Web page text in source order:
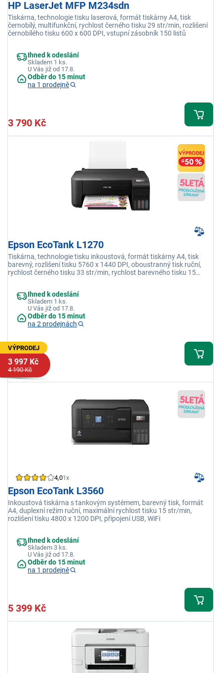
HP LaserJet MFP M234sdn
Tiskárna, technologie tisku laserová, formát tiskárny A4, tisk
černobílý, multifunkční, rychlost černého tisku 29 str/min, rozlišení
černobílého tisku 600 x 600 DPI, vstupní zásobník 150 listů
Ihned k odeslání
Skladem 1 ks.
U Vás již od 17.8.
Odběr do 15 minut
na 1 prodejně
3 790 Kč
Epson EcoTank L1270
Tiskárna, technologie tisku inkoustová, formát tiskárny A4, tisk
barevný, rozlišení tisku 5760 x 1440 DPI, oboustranný tisk ruční,
rychlost černého tisku 33 str/min, rychlost barevného tisku 15
Ihned k odeslání
Skladem 1 ks.
U Vás již od 17.8.
Odběr do 15 minut
na 2 prodejnách
VÝPRODEJ
3 997 Kč
4 190 Kč
4,01x
Epson EcoTank L3560
Inkoustová tiskárna s tankovým systémem, barevný tisk, formát
A4, duplexní režim ruční, maximální rychlost tisku 15 str/min,
rozlišení tisku 4800 x 1200 DPI, připojení USB, WiFi
Ihned k odeslání
Skladem 3 ks.
U Vás již od 17.8.
Odběr do 15 minut
na 1 prodejně
5 399 Kč